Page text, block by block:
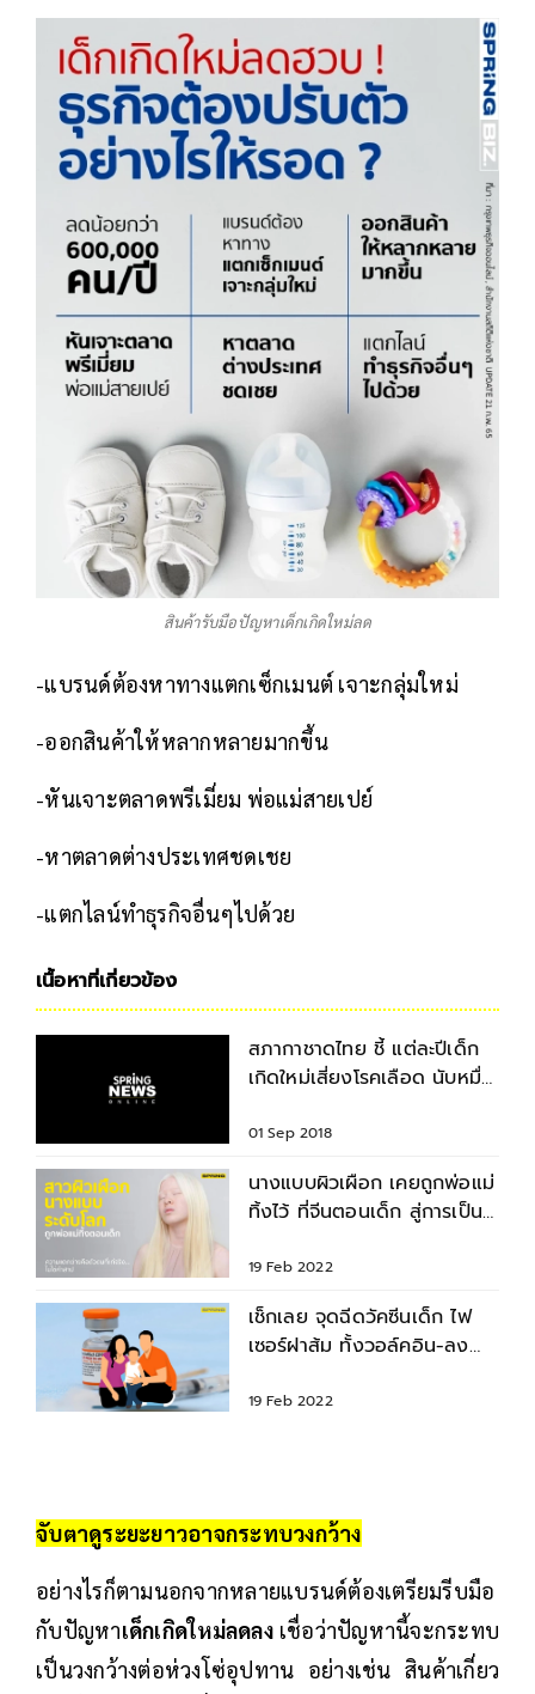
สินค้ารับมือปัญหาเด็กเกิดใหม่ลด
-แบรนด์ต้องหาทางแตกเซ็กเมนต์ เจาะกลุ่มใหม่
-ออกสินค้าให้หลากหลายมากขึ้น
-หันเจาะตลาดพรีเมี่ยม พ่อแม่สายเปย์
-หาตลาดต่างประเทศชดเชย
-แตกไลน์ทำธุรกิจอื่นๆไปด้วย
เนื้อหาที่เกี่ยวข้อง
สภากาชาดไทย ชี้ แต่ละปีเด็ก
เกิดใหม่เสี่ยงโรคเลือด นับหมื่น
01 Sep 2018
นางแบบผิวเผือก เคยถูกพ่อแม่
ทิ้งไว้ ที่จีนตอนเด็ก สู่การเป็น
19 Feb 2022
เช็กเลย จุดฉีดวัคซีนเด็ก ไฟ
เซอร์ฝาส้ม ทั้งวอล์คอิน-ลง
19 Feb 2022
จับตาดูระยะยาวอาจกระทบวงกว้าง
อย่างไรก็ตามนอกจากหลายแบรนด์ต้องเตรียมรีบมือ
กับปัญหาเด็กเกิดใหม่ลดลงเชื่อว่าปัญหานี้จะกระทบ
เป็นวงกว้างต่อห่วงโซ่อุปทาน อย่างเช่น สินค้าเกี่ยว